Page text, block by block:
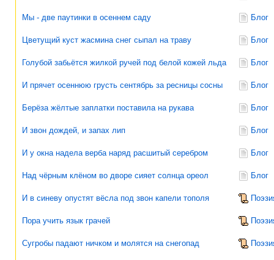
Мы - две паутинки в осеннем саду Блог
Цветущий куст жасмина снег сыпал на траву Блог
Голубой забьётся жилкой ручей под белой кожей льда Блог
И прячет осеннюю грусть сентябрь за ресницы сосны Блог
Берёза жёлтые заплатки поставила на рукава Блог
И звон дождей, и запах лип Блог
И у окна надела верба наряд расшитый серебром Блог
Над чёрным клёном во дворе сияет солнца ореол Блог
И в синеву опустят вёсла под звон капели тополя
Пора учить язык грачей
Сугробы падают ничком и молятся на снегопад